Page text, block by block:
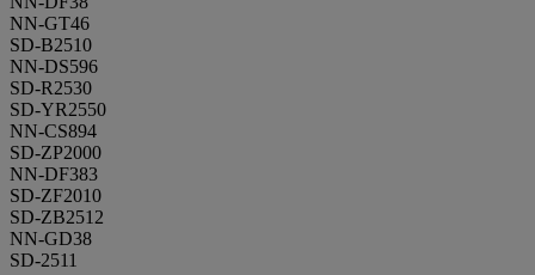
NN-GT46
SD-B2510
NN-DS596
SD-R2530
SD-YR2550
NN-CS894
SD-ZP2000
NN-DF383
SD-ZF2010
SD-ZB2512
NN-GD38
SD-2511